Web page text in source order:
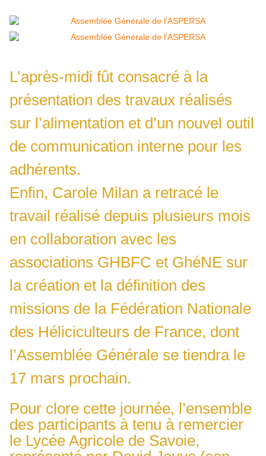
L’après-midi fût consacré à la
présentation des travaux réalisés
sur l’alimentation et d’un nouvel outil
de communication interne pour les
adhérents.
Enfin, Carole Milan a retracé le
travail réalisé depuis plusieurs mois
en collaboration avec les
associations GHBFC et GhéNE sur
la création et la définition des
missions de la Fédération Nationale
des Héliciculteurs de France, dont
l’Assemblée Générale se tiendra le
17 mars prochain.
Pour clore cette journée, l’ensemble
des participants à tenu à remercier
le Lycée Agricole de Savoie,